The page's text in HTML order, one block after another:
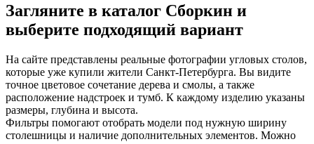
Загляните в каталог Сборкин и
выберите подходящий вариант
На сайте представлены реальные фотографии угловых столов,
которые уже купили жители Санкт-Петербурга. Вы видите
точное цветовое сочетание дерева и смолы, а также
расположение надстроек и тумб. К каждому изделию указаны
размеры, глубина и высота.
Фильтры помогают отобрать модели под нужную ширину
столешницы и наличие дополнительных элементов. Можно